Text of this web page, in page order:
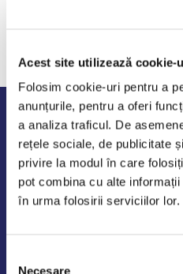
Acest site utilizează cookie-
Folosim cookie-uri pentru a
anunțurile, pentru a oferi
a analiza traficul. De
rețele sociale, de publicitate
privire la modul în care
pot combina cu alte
în urma folosirii serviciilor lor.
Necesare
Program de lucru
Luni - Vineri: 09:00-18:00
Sambata - Duminica: